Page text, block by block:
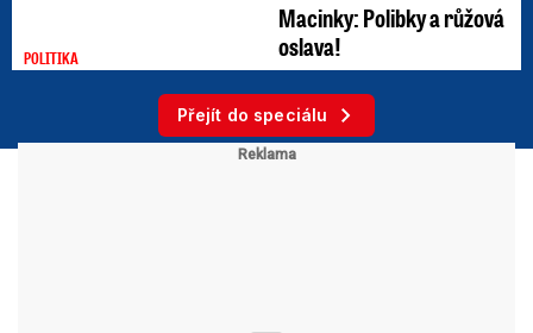
POLITIKA
Macinky: Polibky a růžová
oslava!
Přejít do speciálu